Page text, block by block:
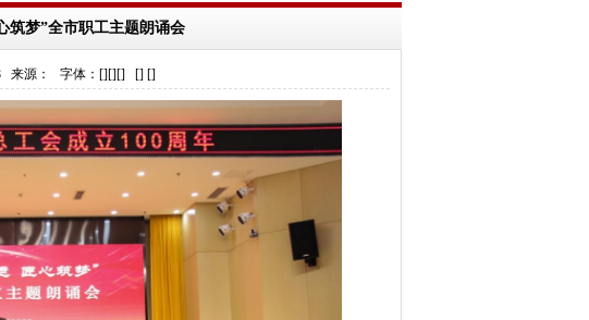
筑梦”全市职工主题朗诵会
来源： 字体：[][][] [] []